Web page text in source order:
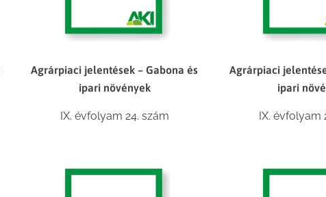
Agrárpiaci jelentések – Gabona és
ipari növények
IX. évfolyam 24. szám
Agrárpiaci
ipari
IX. évfolyam